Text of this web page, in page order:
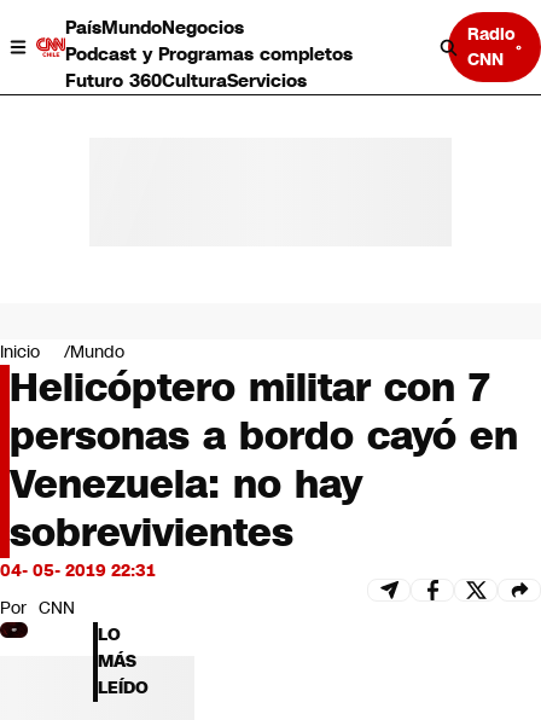
PaísMundoNegocios
Podcast y Programas completos
Futuro 360CulturaServicios
Radio
CNN
Negocios
Deportes
Programas completos
Cultura
Servicios
Bits
CNN tiempo
Futuro 360
Inicio Mundo
Helicóptero militar con 7
personas a bordo cayó en
Venezuela: no hay
sobrevivientes
04- 05- 2019 22:31
Por CNN
LO
MÁS
LEÍDO